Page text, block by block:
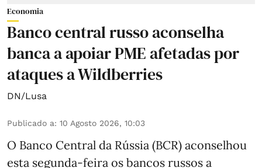
Economia
Banco central russo aconselha
banca a apoiar PME afetadas por
ataques a Wildberries
DN/Lusa
Publicado a: 10 Agosto 2026, 10:03
O Banco Central da Rússia (BCR) aconselhou
esta segunda-feira os bancos russos a